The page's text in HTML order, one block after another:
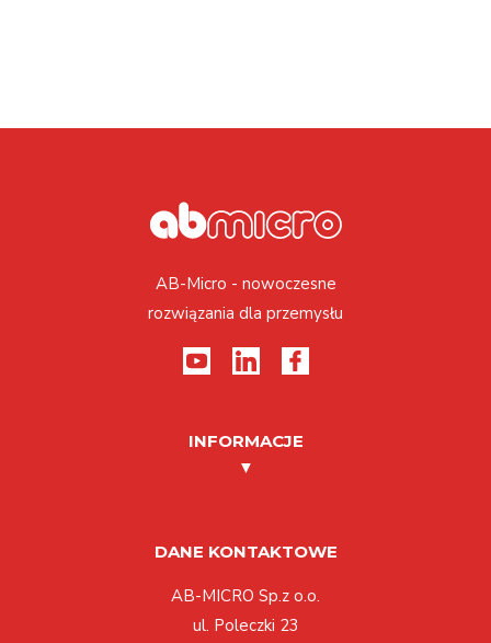
AB-Micro - nowoczesne
rozwiązania dla przemysłu
INFORMACJE
DANE KONTAKTOWE
AB-MICRO Sp.z o.o.
ul. Poleczki 23